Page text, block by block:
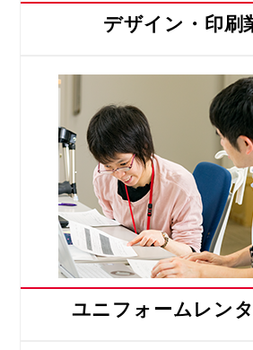
デザイン・印刷
ユニフォームレン